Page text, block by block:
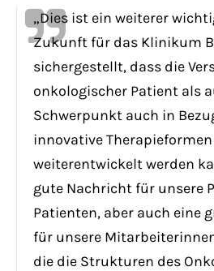
„Dies ist ein weiterer
Zukunft für das Klinikum
sichergestellt, dass die
onkologischer Patient als
Schwerpunkt auch in
innovative
weiterentwickelt werden
gute Nachricht für unsere
Patienten, aber auch eine
für unsere
die die Strukturen des